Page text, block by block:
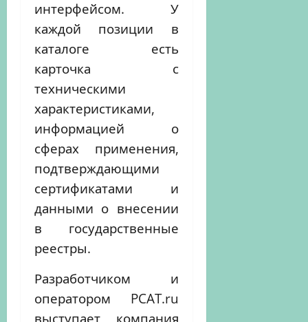
интерфейсом. У
каждой позиции в
каталоге есть
карточка с
техническими
характеристиками,
информацией о
сферах применения,
подтверждающими
сертификатами и
данными о внесении
в государственные
реестры.
Разработчиком и
оператором PCAT.ru
выступает компания